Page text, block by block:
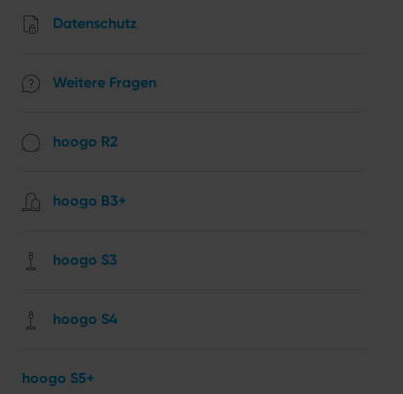
Datenschutz
Weitere Fragen
hoogo R2
hoogo B3+
hoogo S3
hoogo S4
hoogo S5+